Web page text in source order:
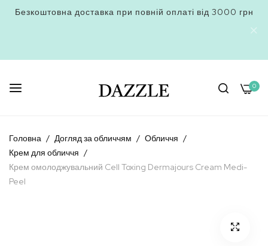
Безкоштовна доставка при повній оплаті від 3000 грн
0
to
Content
Головна Догляд за обличчям
Обличчя
Крем для обличчя
Крем омолоджувальний Cell Toxing Dermajours Cream Medi-
Peel